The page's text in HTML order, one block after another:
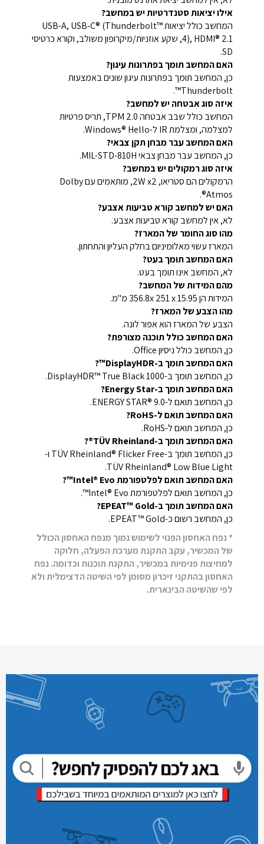
אילו יציאות סטנדרטיות יש במחשב?
המחשב כולל יציאות USB-A, USB-C® (Thunderbolt™
4), HDMI® 2.1, שקע אוזניות/מיקרופון משולב, וקורא כרטיסי
SD.
האם המחשב תומך בפתרונות עיגון?
כן, המחשב תומך בפתרונות עיגון שונים באמצעות
Thunderbolt™.
איזה סוג אבטחה יש למחשב?
המחשב כולל שבב אבטחה TPM 2.0, תריס פרטיות
למצלמה, ומצלמת IR ל-Windows® Hello.
האם המחשב עבר מבחן תקן צבאי?
כן, המחשב עבר מבחן צבאי MIL-STD-810H.
איזה סוג רמקולים יש במחשב?
הרמקולים הם סטריאו, 2W x2, מותאמים עם Dolby
Atmos®.
האם יש למחשב קורא טביעות אצבע?
לא, אין למחשב קורא טביעות אצבע.
מהו סוג החומר של המארז?
המארז עשוי מאלומיניום בחלק העליון והתחתון.
האם המחשב תומך בעט?
לא, המחשב אינו תומך בעט.
מהם המידות של המחשב?
המידות הן 356.8x 251 x 15.95 מ"מ.
מהו הצבע של המארז?
הצבע של המארז הוא אפור לונה.
האם המחשב כולל תוכנה מצורפת?
כן, המחשב כולל ניסיון Office.
האם המחשב תומך ב-DisplayHDR™?
כן, המחשב תומך ב-DisplayHDR™ True Black 1000.
האם המחשב תומך ב-Energy Star?
כן, המחשב תואם ל-ENERGY STAR® 9.0.
האם המחשב תואם ל-RoHS?
כן, המחשב תואם ל-RoHS.
האם המחשב תומך ב-TÜV Rheinland®?
כן, המחשב תומך ב-TÜV Rheinland® Flicker Free ו-
TÜV Rheinland® Low Blue Light.
האם המחשב תואם לפלטפורמת Intel® Evo™?
כן, המחשב תואם לפלטפורמת Intel® Evo™.
האם המחשב תומך ב-EPEAT™ Gold?
כן, המחשב רשום כ-EPEAT™ Gold.
* נפח האחסון הפנוי לשימוש נמוך מנפח האחסון הכולל
של המכשיר, עקב התקנת מערכת הפעלה, חלוקה
למחיצות פנימיות במכשיר, התקנת תוכנות וכדומה. נפח
האחסון בהתקני זיכרון מסומן לפי השיטה הדצימלית ולא
לפי שהשיטה הבינארית.